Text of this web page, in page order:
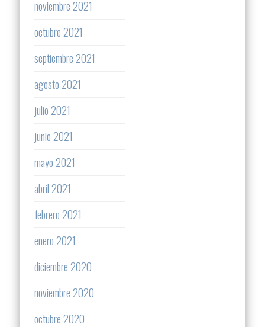
noviembre 2021
octubre 2021
septiembre 2021
agosto 2021
julio 2021
junio 2021
mayo 2021
abril 2021
febrero 2021
enero 2021
diciembre 2020
noviembre 2020
octubre 2020